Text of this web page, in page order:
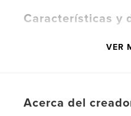
Características y
IdiomaEnglish
VER
Acerca del